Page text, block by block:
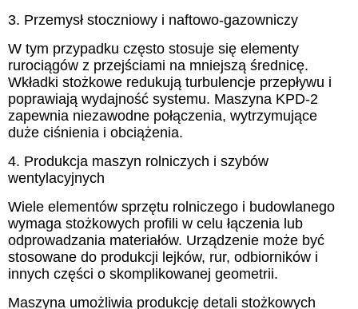
3. Przemysł stoczniowy i naftowo-gazowniczy
W tym przypadku często stosuje się elementy
rurociągów z przejściami na mniejszą średnicę.
Wkładki stożkowe redukują turbulencje przepływu i
poprawiają wydajność systemu. Maszyna KPD-2
zapewnia niezawodne połączenia, wytrzymujące
duże ciśnienia i obciążenia.
4. Produkcja maszyn rolniczych i szybów
wentylacyjnych
Wiele elementów sprzętu rolniczego i budowlanego
wymaga stożkowych profili w celu łączenia lub
odprowadzania materiałów. Urządzenie może być
stosowane do produkcji lejków, rur, odbiorników i
innych części o skomplikowanej geometrii.
Maszyna umożliwia produkcję detali stożkowych